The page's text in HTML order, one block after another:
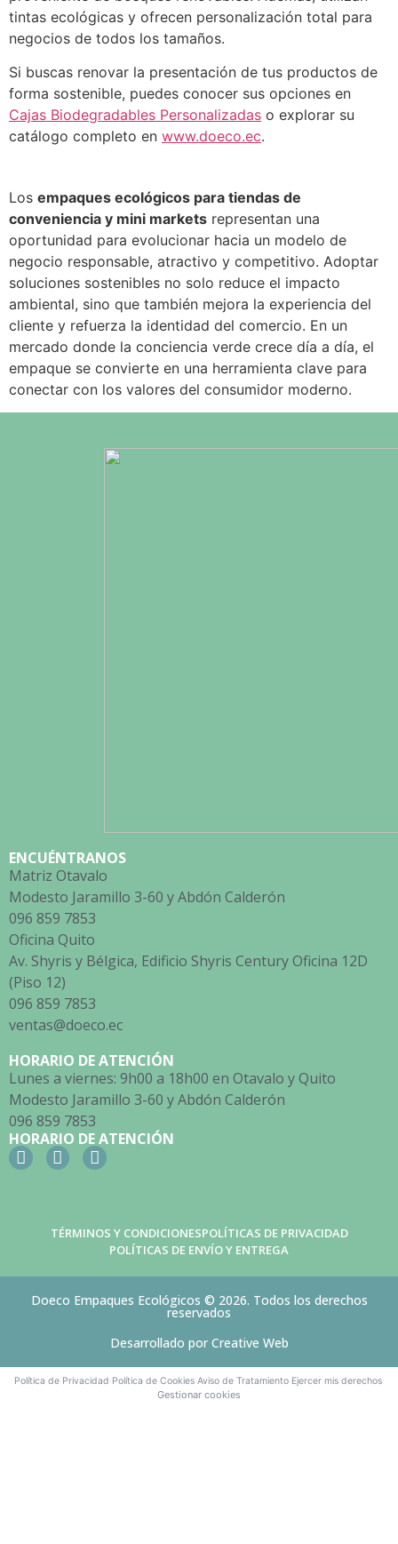
tintas ecológicas y ofrecen personalización total para
negocios de todos los tamaños.
Si buscas renovar la presentación de tus productos de
forma sostenible, puedes conocer sus opciones en
Cajas Biodegradables Personalizadas o explorar su
catálogo completo en www.doeco.ec.
Los empaques ecológicos para tiendas de
conveniencia y mini markets representan una
oportunidad para evolucionar hacia un modelo de
negocio responsable, atractivo y competitivo. Adoptar
soluciones sostenibles no solo reduce el impacto
ambiental, sino que también mejora la experiencia del
cliente y refuerza la identidad del comercio. En un
mercado donde la conciencia verde crece día a día, el
empaque se convierte en una herramienta clave para
conectar con los valores del consumidor moderno.
ENCUÉNTRANOS
Matriz Otavalo
Modesto Jaramillo 3-60 y Abdón Calderón
096 859 7853
Oficina Quito
Av. Shyris y Bélgica, Edificio Shyris Century Oficina 12D
(Piso 12)
096 859 7853
ventas@doeco.ec
HORARIO DE ATENCIÓN
Lunes a viernes: 9h00 a 18h00 en Otavalo y Quito
Modesto Jaramillo 3-60 y Abdón Calderón
096 859 7853
HORARIO DE ATENCIÓN
TÉRMINOS Y CONDICIONESPOLÍTICAS DE PRIVACIDAD
POLÍTICAS DE ENVÍO Y ENTREGA
Doeco Empaques Ecológicos © 2026. Todos los derechos
reservados
Desarrollado por Creative Web
Política de Privacidad·Política de Cookies·Aviso de Tratamiento·Ejercer mis derechos·
Gestionar cookies